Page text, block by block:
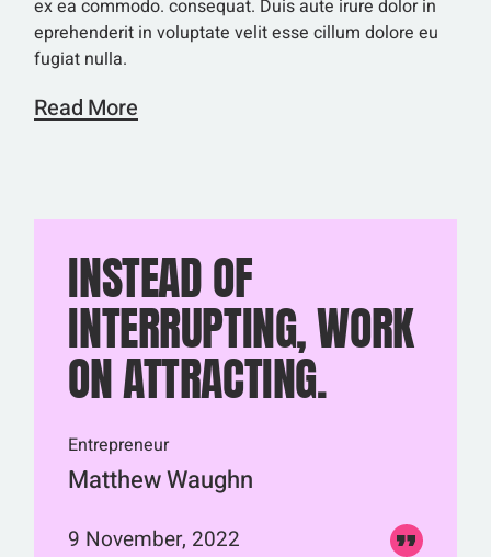
ex ea commodo. consequat. Duis aute irure dolor in
eprehenderit in voluptate velit esse cillum dolore eu
fugiat nulla.
Read More
INSTEAD OF
INTERRUPTING, WORK
ON ATTRACTING.
Entrepreneur
Matthew Waughn
9 November, 2022